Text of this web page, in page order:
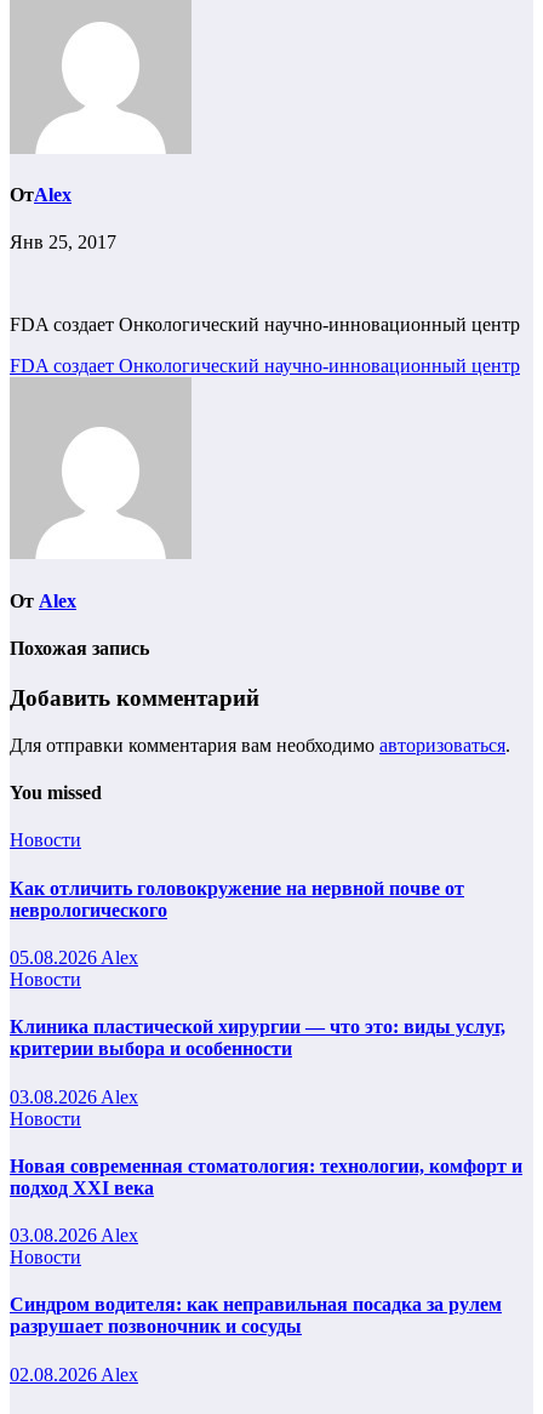
ОтAlex
Янв 25, 2017
FDA создает Онкологический научно-инновационный центр
Навигация
записям
FDA создает Онкологический научно-инновационный центр
От Alex
Похожая запись
Добавить комментарий
Для отправки комментария вам необходимо авторизоваться.
You missed
Новости
Как отличить головокружение на нервной почве от
неврологического
05.08.2026 Alex
Новости
Клиника пластической хирургии — что это: виды услуг,
критерии выбора и особенности
03.08.2026 Alex
Новости
Новая современная стоматология: технологии, комфорт и
подход XXI века
03.08.2026 Alex
Новости
Синдром водителя: как неправильная посадка за рулем
разрушает позвоночник и сосуды
02.08.2026 Alex